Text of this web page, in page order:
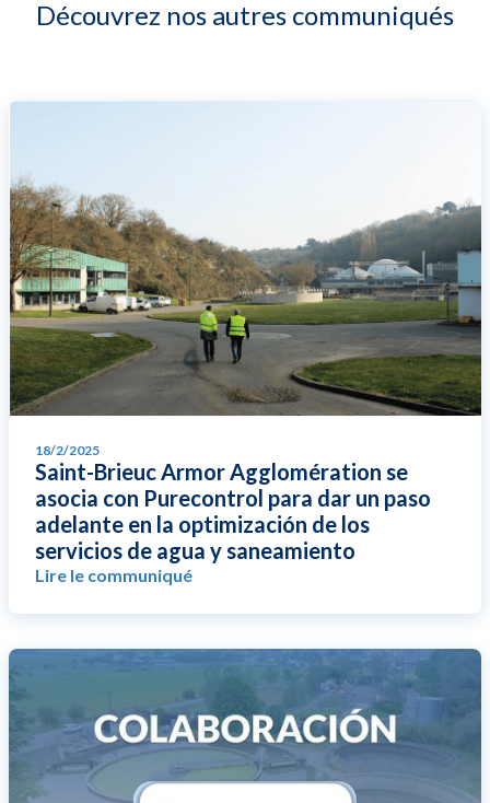
Découvrez nos autres communiqués
18/2/2025
Saint-Brieuc Armor Agglomération se
asocia con Purecontrol para dar un paso
adelante en la optimización de los
servicios de agua y saneamiento
Lire le communiqué